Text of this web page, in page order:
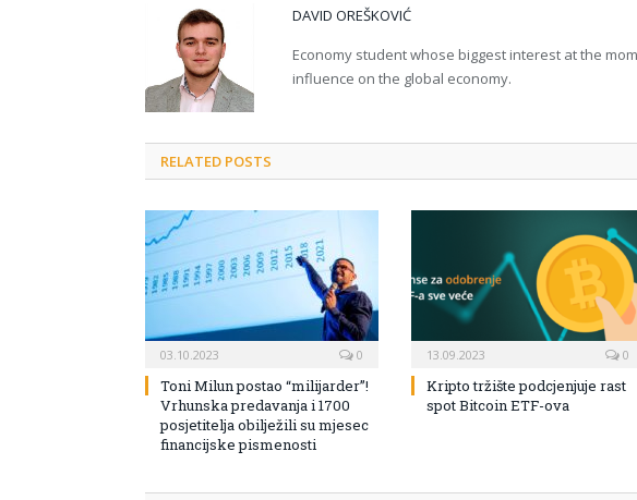
DAVID OREŠKOVIĆ
Economy student whose biggest interest at the
influence on the global economy.
RELATED POSTS
03.10.2023 0
Toni Milun postao “milijarder”!
Vrhunska predavanja i 1700
posjetitelja obilježili su mjesec
financijske pismenosti
13.09.2023 0
Kripto tržište podcjenjuje rast
spot Bitcoin ETF-ova